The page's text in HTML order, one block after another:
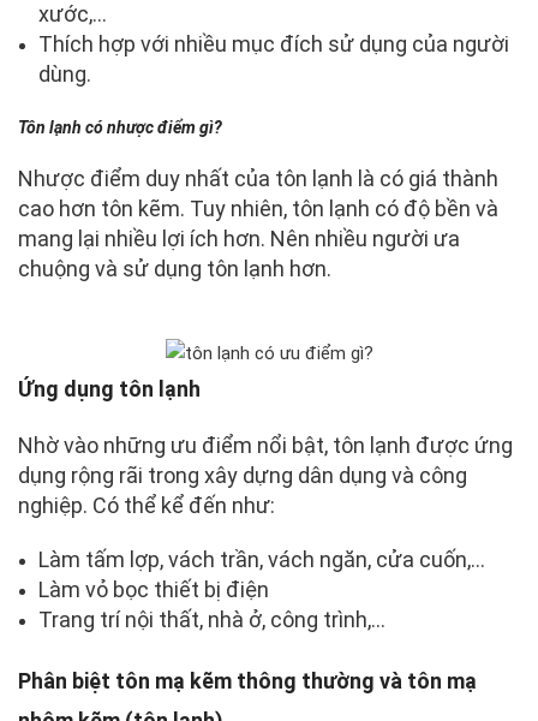
xước,…
Thích hợp với nhiều mục đích sử dụng của người
dùng.
Tôn lạnh có nhược điểm gì?
Nhược điểm duy nhất của tôn lạnh là có giá thành
cao hơn tôn kẽm. Tuy nhiên, tôn lạnh có độ bền và
mang lại nhiều lợi ích hơn. Nên nhiều người ưa
chuộng và sử dụng tôn lạnh hơn.
Ứng dụng tôn lạnh
Nhờ vào những ưu điểm nổi bật, tôn lạnh được ứng
dụng rộng rãi trong xây dựng dân dụng và công
nghiệp. Có thể kể đến như:
Làm tấm lợp, vách trần, vách ngăn, cửa cuốn,…
Làm vỏ bọc thiết bị điện
Trang trí nội thất, nhà ở, công trình,…
Phân biệt tôn mạ kẽm thông thường và tôn mạ